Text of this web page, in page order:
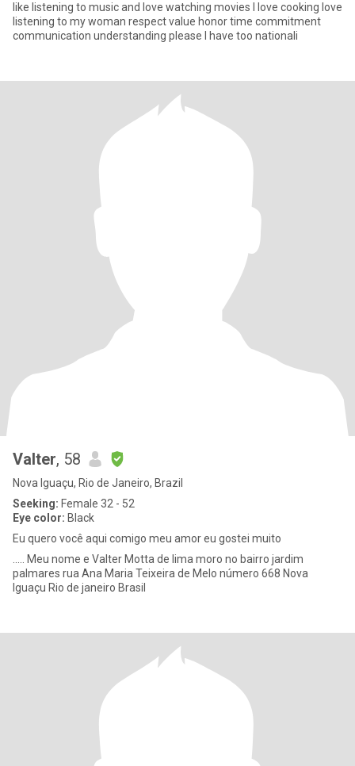
like listening to music and love watching movies I love cooking love
listening to my woman respect value honor time commitment
communication understanding please I have too nationali
Valter, 58
Nova Iguaçu, Rio de Janeiro, Brazil
Seeking: Female 32 - 52
Eye color: Black
Eu quero você aqui comigo meu amor eu gostei muito
..... Meu nome e Valter Motta de lima moro no bairro jardim
palmares rua Ana Maria Teixeira de Melo número 668 Nova
Iguaçu Rio de janeiro Brasil